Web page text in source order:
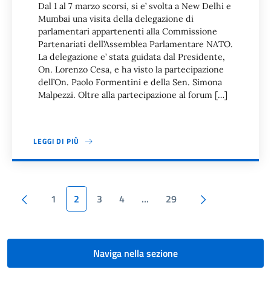
Dal 1 al 7 marzo scorsi, si e’ svolta a New Delhi e
Mumbai una visita della delegazione di
parlamentari appartenenti alla Commissione
Partenariati dell’Assemblea Parlamentare NATO.
La delegazione e’ stata guidata dal Presidente,
On. Lorenzo Cesa, e ha visto la partecipazione
dell’On. Paolo Formentini e della Sen. Simona
Malpezzi. Oltre alla partecipazione al forum […]
LEGGI DI PIÙ
Paginazione
Pagina precedente
1 2 3 4 … 29
Naviga nella sezione